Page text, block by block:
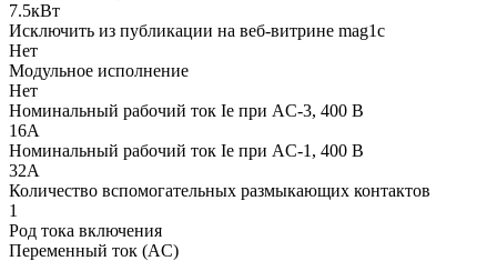
7.5кВт
Исключить из публикации на веб-витрине mag1c
Нет
Модульное исполнение
Нет
Номинальный рабочий ток Ie при AC-3, 400 В
16А
Номинальный рабочий ток Ie при AC-1, 400 В
32А
Количество вспомогательных размыкающих контактов
1
Род тока включения
Переменный ток (AC)